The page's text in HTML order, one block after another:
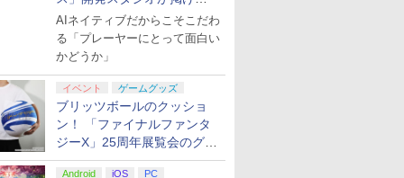
る“AI活用の信念”とは？【講
演レポート】
AIネイティブだからこそこだわ
る「プレーヤーにとって面白い
かどうか」
イベント ゲームグッズ
ブリッツボールのクッショ
ン！ 「ファイナルファンタ
ジーX」25周年展覧会のグッ
ズ情報が公開
Android iOS PC